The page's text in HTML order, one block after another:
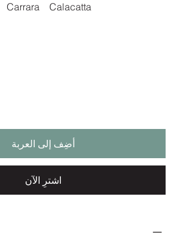
Carrara Calacatta
أضِف إلى العربة
اشترِ الآن